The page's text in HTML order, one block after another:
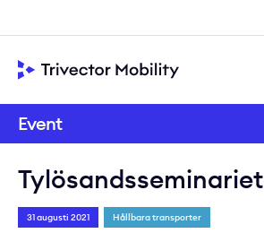
Event
Tylösandsseminariet
31 augusti 2021 Hållbara transporter